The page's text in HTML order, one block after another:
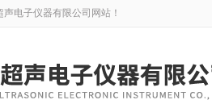
电子仪器有限公司网站！